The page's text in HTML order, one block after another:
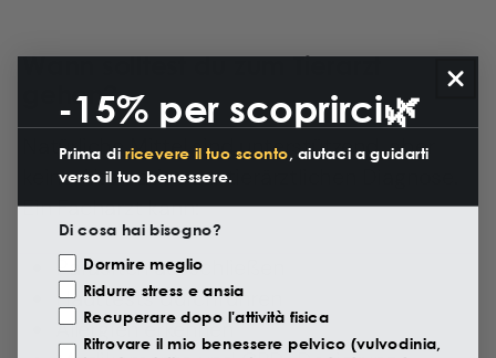
Wann solltest du zum Tierarzt
gehen?
Natürliche Mittel sind unterstützend, aber
keine Alternative zur tierärztlichen Diagnose.
Ein Facharzt kann:
Parasiten ausschließen
Hauttests durchführen
Allergien erkennen
-15% per scoprirci🌿
Prima di ricevere il tuo sconto, aiutaci a guidarti
verso il tuo benessere.
Di cosa hai bisogno?
Motivazione Visita
Dormire meglio
Ridurre stress e ansia
Recuperare dopo l'attività fisica
Ritrovare il mio benessere pelvico (vulvodinia,